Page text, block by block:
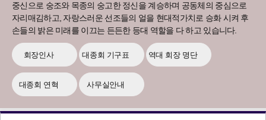
중신으로 숭조와 목종의 숭고한 정신을 계승하며 공동체의 중심으로
자리매김하고, 자랑스러운 선조들의 얼을 현대적가치로 승화 시켜 후
손들의 밝은 미래를 이끄는 든든한 등대 역할을 다 하고 있습니다.
회장인사 대종회 기구표 역대 회장 명단
대종회 연혁 사무실안내